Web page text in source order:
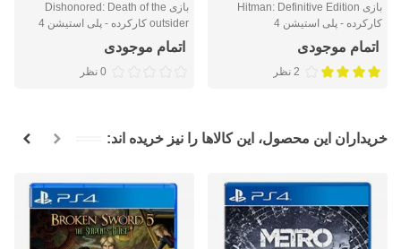
بازی Hitman: Definitive Edition
کارکرده - پلی استیشن 4
اتمام موجودی
2 نظر
بازی Dishonored: Death of the
outsider کارکرده - پلی استیشن 4
اتمام موجودی
0 نظر
خریداران این محصول، این کالاها را نیز خریده اند: